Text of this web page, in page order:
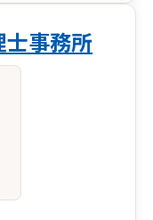
事務所